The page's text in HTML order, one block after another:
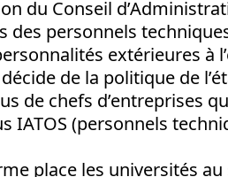
du Conseil
des personnels
extérieures à
de la politique de
de chefs d’entreprises
IATOS (personnels
place les universités au